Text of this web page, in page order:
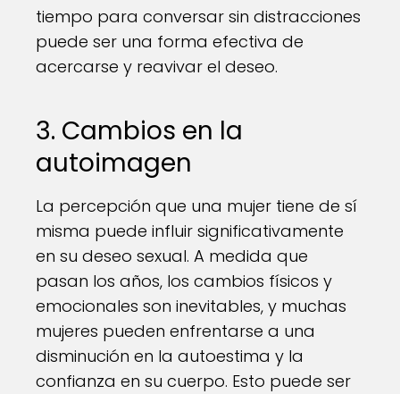
tiempo para conversar sin distracciones
puede ser una forma efectiva de
acercarse y reavivar el deseo.
3. Cambios en la
autoimagen
La percepción que una mujer tiene de sí
misma puede influir significativamente
en su deseo sexual. A medida que
pasan los años, los cambios físicos y
emocionales son inevitables, y muchas
mujeres pueden enfrentarse a una
disminución en la autoestima y la
confianza en su cuerpo. Esto puede ser